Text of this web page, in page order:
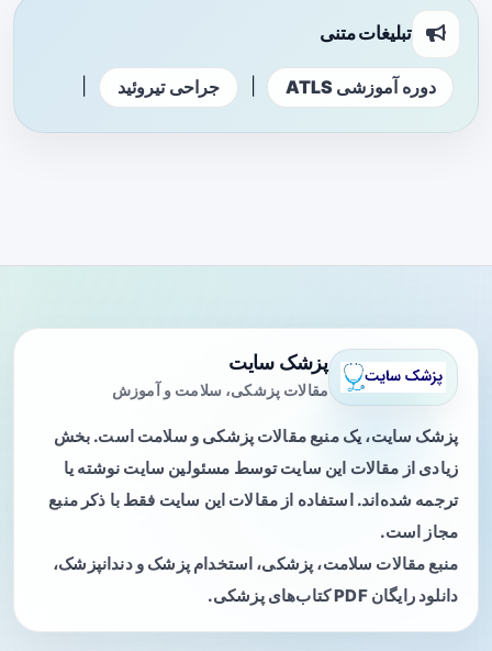
تبلیغات متنی
دوره آموزشی ATLS جراحی تیروئید
پزشک سایت
مقالات پزشکی، سلامت و آموزش
پزشک سایت، یک منبع مقالات پزشکی و سلامت است. بخش
زیادی از مقالات این سایت توسط مسئولین سایت نوشته یا
ترجمه شده‌اند. استفاده از مقالات این سایت فقط با ذکر منبع
مجاز است.
منبع مقالات سلامت، پزشکی، استخدام پزشک و دندانپزشک،
دانلود رایگان PDF کتاب‌های پزشکی.